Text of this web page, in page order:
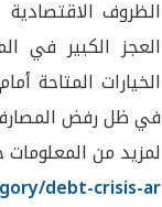
الظروف
في ظل رفض المصارف
لمزيد من
debt-crisis-ar/